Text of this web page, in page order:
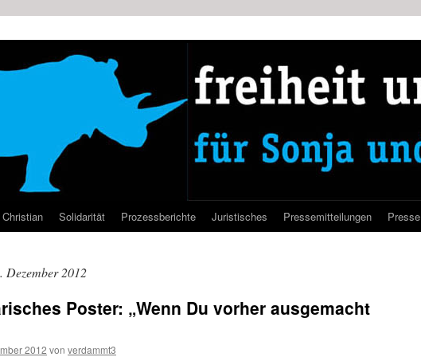
Solidarität Prozessberichte Juristisches Pressemitteilungen Presse
Dezember 2012
Poster: „Wenn Du vorher ausgemacht
2012 von verdammt3